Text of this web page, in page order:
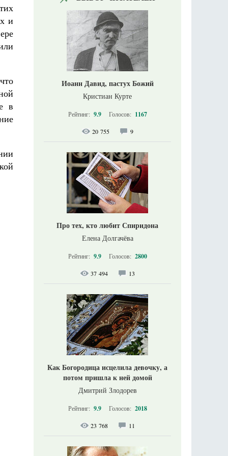
и
в
Иоанн Давид, пастух Божий
Кристиан Курте
Рейтинг: 9.9 Голосов: 1167
20 755 9
Про тех, кто любит Спиридона
Елена Долгачёва
Рейтинг: 9.9 Голосов: 2800
37 494 13
Как Богородица исцелила девочку, а
потом пришла к ней домой
Дмитрий Злодорев
Рейтинг: 9.9 Голосов: 2018
23 768 11